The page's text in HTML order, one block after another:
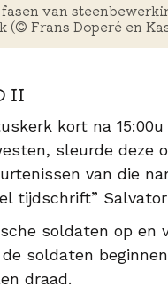
van
Frans Doperé en
II
kort na
sleurde deze
van die
tijdschrift” Salvator
soldaten op
soldaten
draad.